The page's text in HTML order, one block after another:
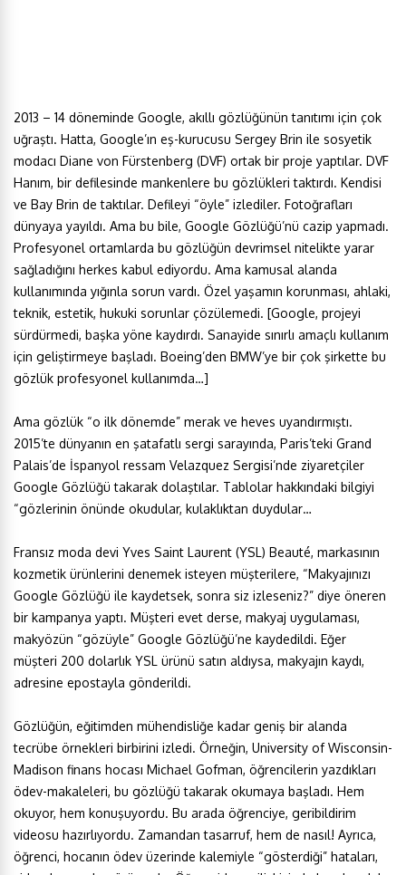
2013 – 14 döneminde Google, akıllı gözlüğünün tanıtımı için çok
uğraştı. Hatta, Google’ın eş-kurucusu Sergey Brin ile sosyetik
modacı Diane von Fürstenberg (DVF) ortak bir proje yaptılar. DVF
Hanım, bir defilesinde mankenlere bu gözlükleri taktırdı. Kendisi
ve Bay Brin de taktılar. Defileyi “öyle” izlediler. Fotoğrafları
dünyaya yayıldı. Ama bu bile, Google Gözlüğü’nü cazip yapmadı.
Profesyonel ortamlarda bu gözlüğün devrimsel nitelikte yarar
sağladığını herkes kabul ediyordu. Ama kamusal alanda
kullanımında yığınla sorun vardı. Özel yaşamın korunması, ahlaki,
teknik, estetik, hukuki sorunlar çözülemedi. [Google, projeyi
sürdürmedi, başka yöne kaydırdı. Sanayide sınırlı amaçlı kullanım
için geliştirmeye başladı. Boeing’den BMW’ye bir çok şirkette bu
gözlük profesyonel kullanımda…]
Ama gözlük “o ilk dönemde” merak ve heves uyandırmıştı.
2015’te dünyanın en şatafatlı sergi sarayında, Paris’teki Grand
Palais’de İspanyol ressam Velazquez Sergisi’nde ziyaretçiler
Google Gözlüğü takarak dolaştılar. Tablolar hakkındaki bilgiyi
“gözlerinin önünde okudular, kulaklıktan duydular…
Fransız moda devi Yves Saint Laurent (YSL) Beauté, markasının
kozmetik ürünlerini denemek isteyen müşterilere, “Makyajınızı
Google Gözlüğü ile kaydetsek, sonra siz izleseniz?” diye öneren
bir kampanya yaptı. Müşteri evet derse, makyaj uygulaması,
makyözün “gözüyle” Google Gözlüğü’ne kaydedildi. Eğer
müşteri 200 dolarlık YSL ürünü satın aldıysa, makyajın kaydı,
adresine epostayla gönderildi.
Gözlüğün, eğitimden mühendisliğe kadar geniş bir alanda
tecrübe örnekleri birbirini izledi. Örneğin, University of Wisconsin-
Madison finans hocası Michael Gofman, öğrencilerin yazdıkları
ödev-makaleleri, bu gözlüğü takarak okumaya başladı. Hem
okuyor, hem konuşuyordu. Bu arada öğrenciye, geribildirim
videosu hazırlıyordu. Zamandan tasarruf, hem de nasıl! Ayrıca,
öğrenci, hocanın ödev üzerinde kalemiyle “gösterdiği” hataları,